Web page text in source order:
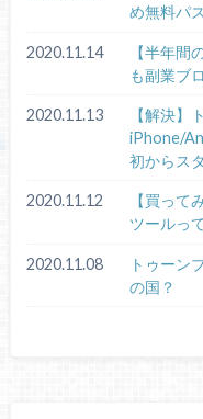
め無料パ
2020.11.14
【半年間
も副業ブ
2020.11.13
【解決】
iPhone/
初からス
2020.11.12
【買って
ツールっ
2020.11.08
トゥーン
の国？